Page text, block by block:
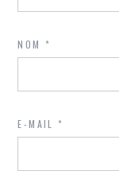
NOM*
E-MAIL*